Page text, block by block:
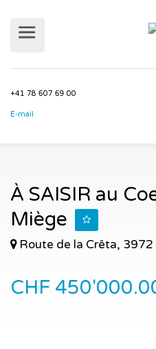
À SAISIR au
Miège
Route de la Crêta,
CHF